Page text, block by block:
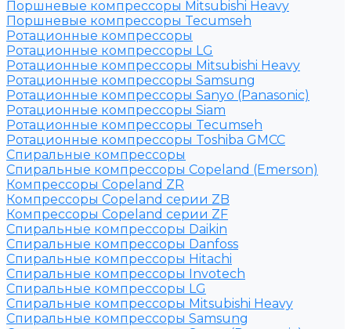
Поршневые компрессоры Mitsubishi Heavy
Поршневые компрессоры Tecumseh
Ротационные компрессоры
Ротационные компрессоры LG
Ротационные компрессоры Mitsubishi Heavy
Ротационные компрессоры Samsung
Ротационные компрессоры Sanyo (Panasonic)
Ротационные компрессоры Siam
Ротационные компрессоры Tecumseh
Ротационные компрессоры Toshiba GMCC
Спиральные компрессоры
Спиральные компрессоры Copeland (Emerson)
Компрессоры Copeland ZR
Компрессоры Copeland серии ZB
Компрессоры Copeland серии ZF
Спиральные компрессоры Daikin
Спиральные компрессоры Danfoss
Спиральные компрессоры Hitachi
Спиральные компрессоры Invotech
Спиральные компрессоры LG
Спиральные компрессоры Mitsubishi Heavy
Спиральные компрессоры Samsung